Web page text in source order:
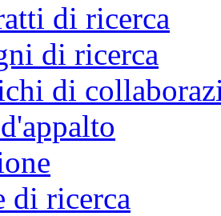
di ricerca
di ricerca
di
di ricerca